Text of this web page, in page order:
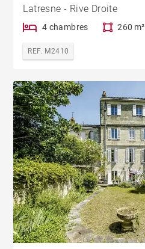
Latresne - Rive Droite
4 chambres 260 m²
REF. M2410